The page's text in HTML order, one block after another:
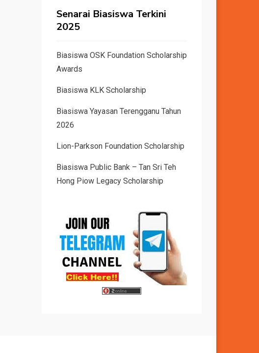
Pengambilan Khas
Senarai Biasiswa Terkini
2025
Biasiswa OSK Foundation Scholarship
Awards
Biasiswa KLK Scholarship
Biasiswa Yayasan Terengganu Tahun
2026
Lion-Parkson Foundation Scholarship
Biasiswa Public Bank – Tan Sri Teh
Hong Piow Legacy Scholarship